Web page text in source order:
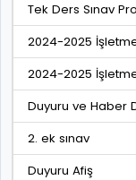
Tek Ders Sınav
2024-2025
2024-2025
Duyuru ve Haber
2. ek sınav
Duyuru Afiş